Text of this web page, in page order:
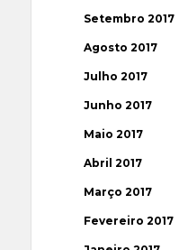
Setembro 2017
Agosto 2017
Julho 2017
Junho 2017
Maio 2017
Abril 2017
Março 2017
Fevereiro 2017